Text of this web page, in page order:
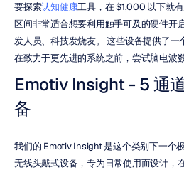
要探索认知健康工具，在 $1,000 以下就
区间非常适合想要利用触手可及的硬件开
发人员、科技发烧友。 这些设备提供了一
在致力于更先进的系统之前，尝试脑电波
Emotiv Insight - 5 通
备
我们的 Emotiv Insight 是这个类别下一个
无线头戴式设备，专为日常使用而设计，